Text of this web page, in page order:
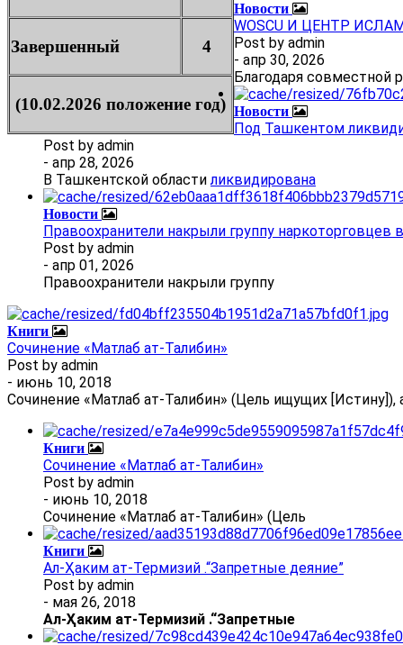
Завершенный 4
(10.02.2026 положение год)
Новости
WOSCU И ЦЕНТР
Post by admin
- апр 30, 2026
Благодаря совместной
Новости
Под Ташкентом
Post by admin
- апр 28, 2026
В Ташкентской областиликвидирована
Новости
Правоохранители накрыли группу
Post by admin
- апр 01, 2026
Правоохранители накрыли группу
Книги
Сочинение «Матлаб ат-Талибин»
Post by admin
- июнь 10, 2018
Сочинение «Матлаб ат-Талибин» (Цель ищущих
Книги
Сочинение «Матлаб ат-Талибин»
Post by admin
- июнь 10, 2018
Сочинение «Матлаб ат-Талибин» (Цель
Книги
Ал-Ҳаким ат-Термизий .“Запретные деяние”
Post by admin
- мая 26, 2018
Ал-Ҳаким ат-Термизий .“Запретные